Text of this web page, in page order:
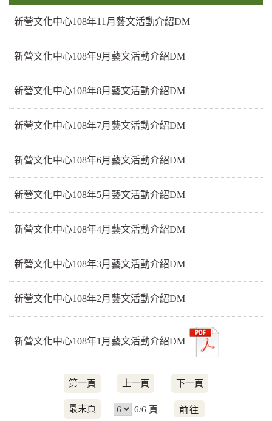
新營文化中心108年11月藝文活動介紹DM
新營文化中心108年9月藝文活動介紹DM
新營文化中心108年8月藝文活動介紹DM
新營文化中心108年7月藝文活動介紹DM
新營文化中心108年6月藝文活動介紹DM
新營文化中心108年5月藝文活動介紹DM
新營文化中心108年4月藝文活動介紹DM
新營文化中心108年3月藝文活動介紹DM
新營文化中心108年2月藝文活動介紹DM
新營文化中心108年1月藝文活動介紹DM
第一頁 上一頁 下一頁
最末頁 6/6 頁
前